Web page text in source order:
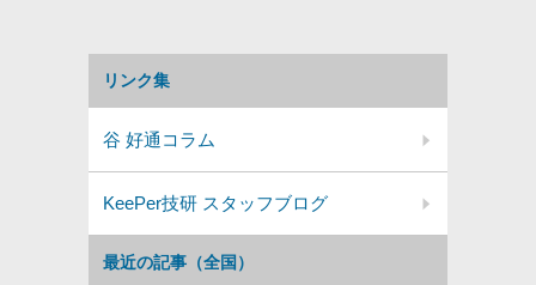
最近の記事（全国）
リンク集
谷 好通コラム
KeePer技研 スタッフブログ